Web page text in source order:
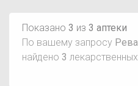
Показано 3 из 3 аптеки
По вашему запросу
найдено 3